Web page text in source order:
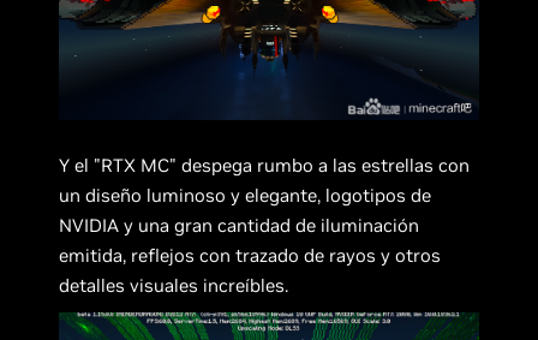
Y el "RTX MC" despega rumbo a las estrellas con
un diseño luminoso y elegante, logotipos de
NVIDIA y una gran cantidad de iluminación
emitida, reflejos con trazado de rayos y otros
detalles visuales increíbles.